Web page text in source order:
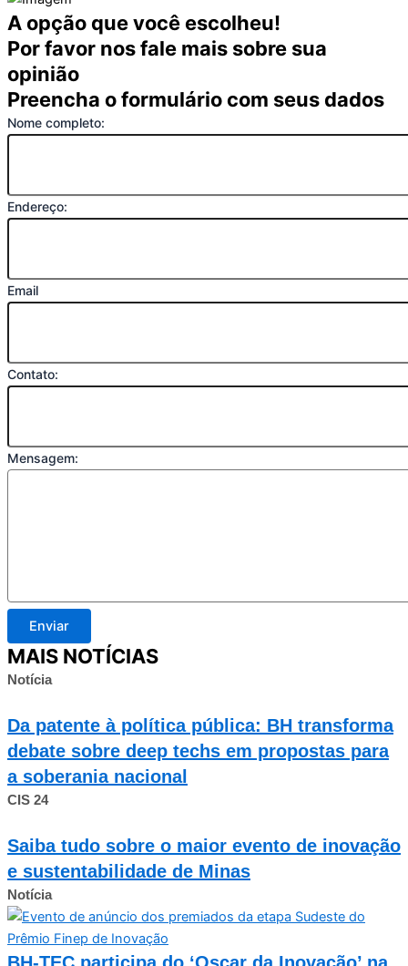
A opção que você escolheu!
Por favor nos fale mais sobre sua
opinião
Preencha o formulário com seus dados
Nome completo:
Endereço:
Email
Contato:
Mensagem:
Enviar
MAIS NOTÍCIAS
Notícia
Da patente à política pública: BH transforma
debate sobre deep techs em propostas para
a soberania nacional
CIS 24
Saiba tudo sobre o maior evento de inovação
e sustentabilidade de Minas
Notícia